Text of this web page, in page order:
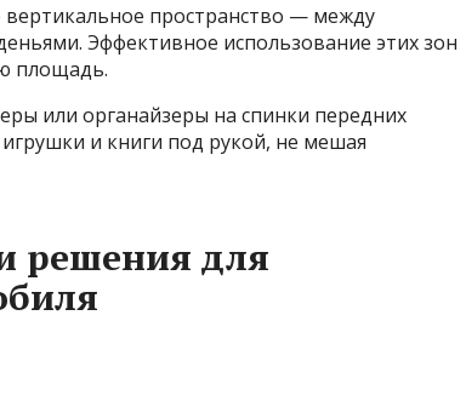
пространство — между
Эффективное использование этих зон
площадь.
или органайзеры на спинки передних
и книги под рукой, не мешая
решения для